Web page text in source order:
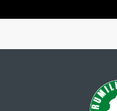
CHARTE PARENTS